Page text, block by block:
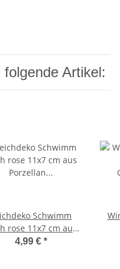
Artikel:
Schwimm
rose 11x7 cm aus
schwimmend
4,99 € *